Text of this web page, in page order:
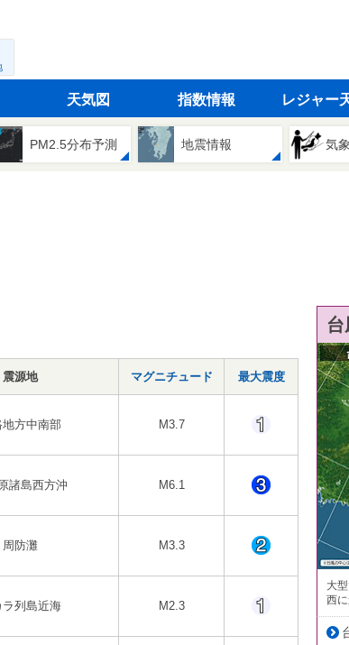
天気図 指数情報 レジャー
PM2.5分布予測 地震情報 気
震源地 マグニチュード 最大震度
地方中南部 M3.7
諸島西方沖 M6.1
周防灘 M3.3
ラ列島近海 M2.3
大
西